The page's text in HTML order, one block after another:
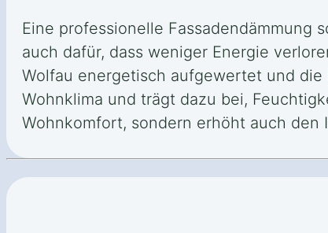
Eine professionelle Fassadendämmung
auch dafür, dass weniger Energie
Wolfau energetisch aufgewertet und
Wohnklima und trägt dazu bei,
Wohnkomfort, sondern erhöht auch den